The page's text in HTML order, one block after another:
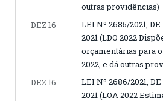
outras providências)
DEZ 16
LEI Nº 2685/2021, DE
2021 (LDO 2022
orçamentárias para
2022, e dá outras
DEZ 16
LEI Nº 2686/2021,
2021 (LOA 2022